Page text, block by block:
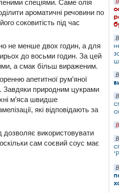
спеціями. Саме олія
ароматичні речовини по
соковитість під час
не менше двох годин, а для
до восьми годин. За цей
а смак більш вираженим.
апетитної рум’яної
Завдяки природним цукрами
м’яса швидше
які відповідають за
дозволяє використовувати
сам соєвий соус має